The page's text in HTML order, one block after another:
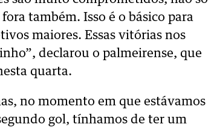
também. Isso é o básico para
maiores. Essas vitórias nos
declarou o palmeirense, que
quarta.
no momento em que estávamos
gol, tínhamos de ter um